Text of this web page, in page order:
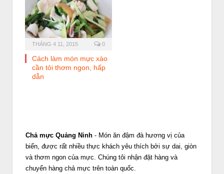
THÁNG 4 11, 2015 0
Cách làm món mực xào
cần tỏi thơm ngon, hấp
dẫn
Chả mực Quảng Ninh - Món ăn đậm đà hương vị của
biển, được rất nhiều thực khách yêu thích bởi sự dai, giòn
và thơm ngon của mực. Chúng tôi nhận đặt hàng và
chuyển hàng chả mực trên toàn quốc.